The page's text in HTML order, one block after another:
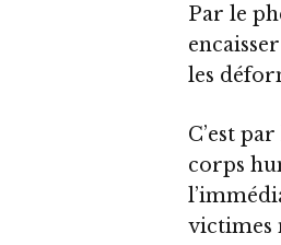
Par le
les
C’est
corps
victimes